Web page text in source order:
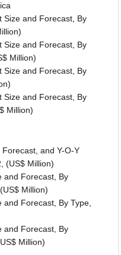
Size and Forecast, By
Size and Forecast, By
Million)
Size and Forecast, By
Size and Forecast, By
Million)
and Y-O-Y
(US$ Million)
and Forecast, By
Million)
and Forecast, By Type,
and Forecast, By
Million)